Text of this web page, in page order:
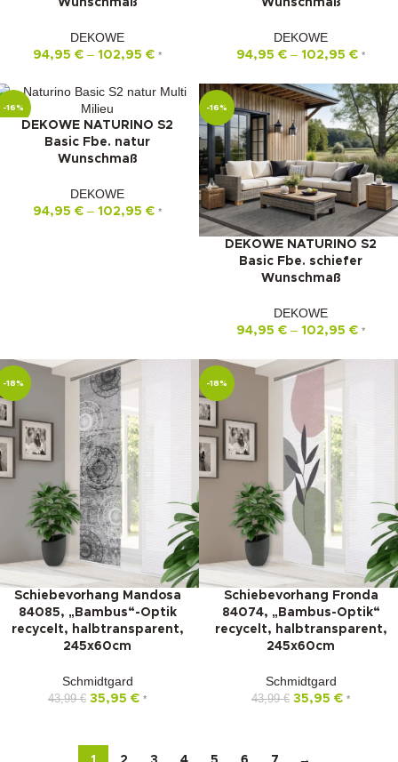
DEKOWE
94,95 € – 102,95 € *
DEKOWE
94,95 € – 102,95 € *
-16%
DEKOWE NATURINO S2
Basic Fbe. natur
Wunschmaß
DEKOWE
94,95 € – 102,95 € *
-16%
DEKOWE NATURINO S2
Basic Fbe. schiefer
Wunschmaß
DEKOWE
94,95 € – 102,95 € *
-18%
Schiebevorhang Mandosa
84085, „Bambus“-Optik
recycelt, halbtransparent,
245x60cm
Schmidtgard
43,99€ 35,95 € *
-18%
Schiebevorhang Fronda
84074, „Bambus-Optik“
recycelt, halbtransparent,
245x60cm
Schmidtgard
43,99€ 35,95 € *